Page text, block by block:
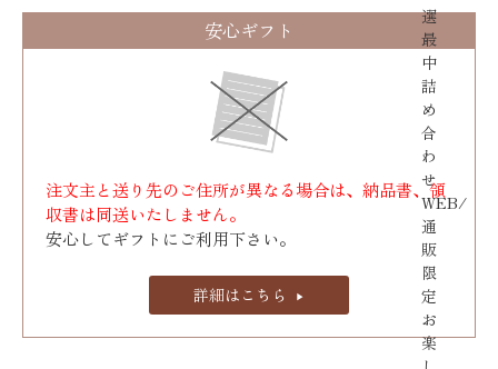
選
最
中
詰
め
合
わ
せ
WEB/
通
販
限
定
お
楽
安心ギフト
注文主と送り先のご住所が異なる場合は、納品書、領
収書は同送いたしません。
安心してギフトにご利用下さい。
詳細はこちら